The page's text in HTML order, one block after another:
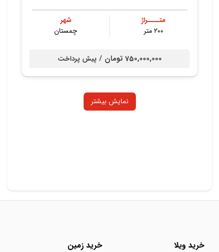
متــــراژ
۲۰۰ متر
شهر
چمستان
750,000,000 تومان / پیش پرداخت
نمایش بیشتر
خرید ویلا خرید زمین